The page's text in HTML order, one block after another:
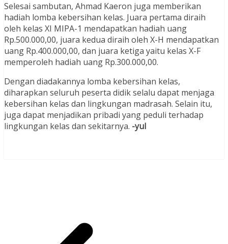
Selesai sambutan, Ahmad Kaeron juga memberikan
hadiah lomba kebersihan kelas. Juara pertama diraih
oleh kelas XI MIPA-1 mendapatkan hadiah uang
Rp.500.000,00, juara kedua diraih oleh X-H mendapatkan
uang Rp.400.000,00, dan juara ketiga yaitu kelas X-F
memperoleh hadiah uang Rp.300.000,00.
Dengan diadakannya lomba kebersihan kelas,
diharapkan seluruh peserta didik selalu dapat menjaga
kebersihan kelas dan lingkungan madrasah. Selain itu,
juga dapat menjadikan pribadi yang peduli terhadap
lingkungan kelas dan sekitarnya. -yul